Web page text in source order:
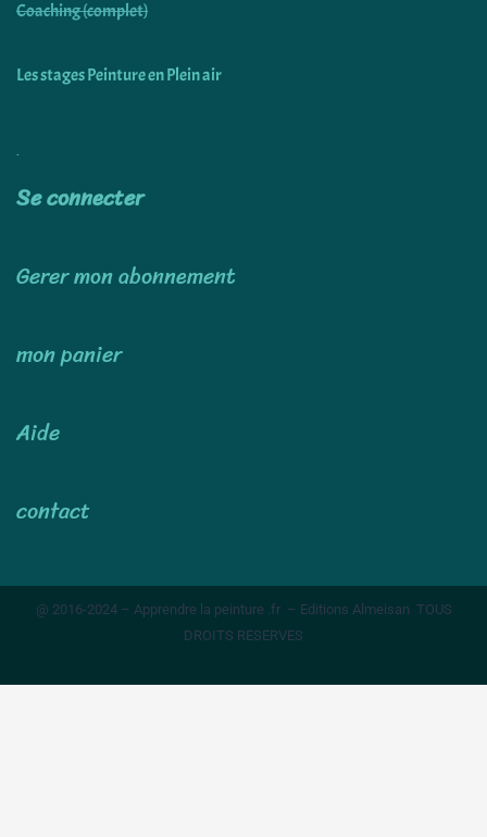
Coaching (complet)
Les stages Peinture en Plein air
Se connecter
Gerer mon abonnement
mon panier
Aide
contact
@ 2016-2024 – Apprendre la peinture .fr – Editions Almeisan TOUS
DROITS RESERVES